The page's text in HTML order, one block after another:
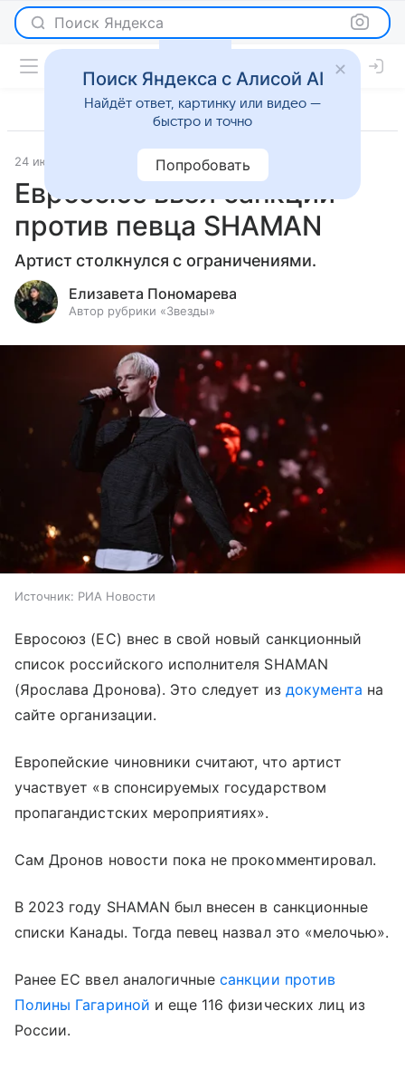
Поиск Яндекса
24 июня 2024 Светская жизнь
Евросоюз ввел санкции
против певца SHAMAN
Артист столкнулся с ограничениями.
Елизавета Пономарева
Автор рубрики «Звезды»
Источник: РИА Новости
Евросоюз (ЕС) внес в свой новый санкционный
список российского исполнителя SHAMAN
(Ярослава Дронова). Это следует из документа на
сайте организации.
Европейские чиновники считают, что артист
участвует «в спонсируемых государством
пропагандистских мероприятиях».
Сам Дронов новости пока не прокомментировал.
В 2023 году SHAMAN был внесен в санкционные
списки Канады. Тогда певец назвал это «мелочью».
Ранее ЕС ввел аналогичныесанкции против
Полины Гагариной и еще 116 физических лиц из
России.
Поиск Яндекса с Алисой AI
Найдёт ответ, картинку или видео —
быстро и точно
Попробовать